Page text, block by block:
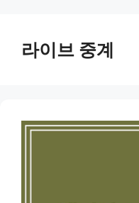
content라이브 중계